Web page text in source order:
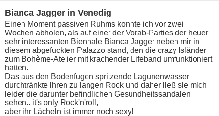
Bianca Jagger in Venedig
Einen Moment passiven Ruhms konnte ich vor zwei
Wochen abholen, als auf einer der Vorab-Parties der heuer
sehr interessanten Biennale Bianca Jagger neben mir in
diesem abgefuckten Palazzo stand, den die crazy Isländer
zum Bohème-Atelier mit krachender Lifeband umfunktioniert
hatten.
Das aus den Bodenfugen spritzende Lagunenwasser
durchtränkte ihren zu langen Rock und daher ließ sie mich
leider die darunter befindlichen Gesundheitssandalen
sehen.. it's only Rock'n'roll,
aber ihr Lächeln ist immer noch sexy!